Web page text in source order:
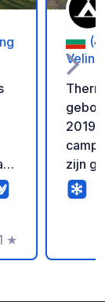
★
2019.
zijn
het